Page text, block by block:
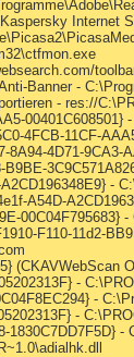
Internet
Banner -
- res://
00401C608501}
4FCB-11CF-
4D71-
-
A54D-
00C04F795683}
F110-11d2-
-
-
-